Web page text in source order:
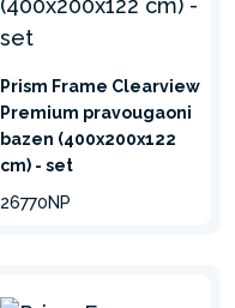
Prism Frame Clearview
Premium pravougaoni
bazen (400x200x122
cm) - set
26770NP